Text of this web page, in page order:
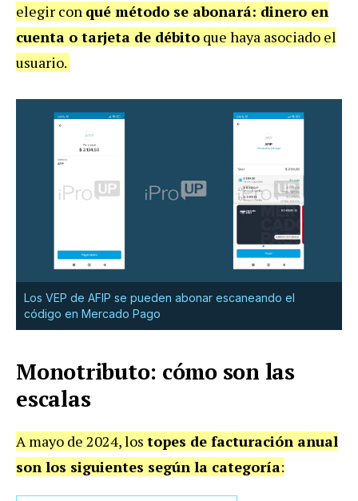
elegir con qué método se abonará: dinero en
cuenta o tarjeta de débito que haya asociado el
usuario.
Los VEP de AFIP se pueden abonar escaneando el
código en Mercado Pago
Monotributo: cómo son las
escalas
A mayo de 2024, los topes de facturación anual
son los siguientes según la categoría: